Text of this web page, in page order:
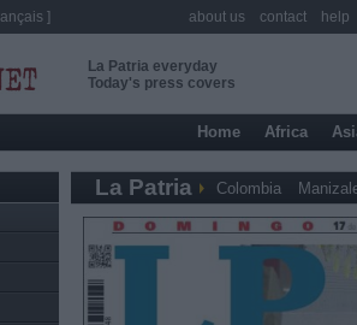
La Patria everyday
Today's press covers
Home Africa
La Patria Colombia
] about us contact help